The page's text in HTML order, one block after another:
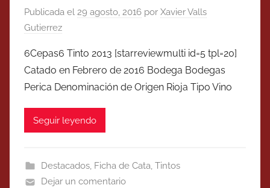
Publicada el 29 agosto, 2016 por Xavier Valls
Gutierrez
6Cepas6 Tinto 2013 [starreviewmulti id=5 tpl=20]
Catado en Febrero de 2016 Bodega Bodegas
Perica Denominación de Origen Rioja Tipo Vino
Seguir leyendo
Destacados, Ficha de Cata, Tintos
Dejar un comentario